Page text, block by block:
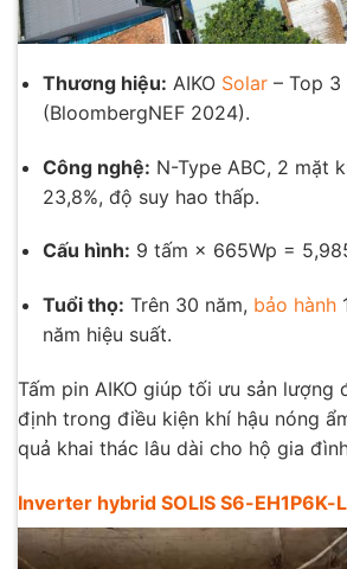
Thương hiệu: AIKO Solar– Top 3
(BloombergNEF 2024).
Công nghệ: N-Type ABC, 2 mặt
23,8%, độ suy hao thấp.
Cấu hình: 9 tấm × 665Wp =
Tuổi thọ: Trên 30 năm, bảo hành
năm hiệu suất.
Tấm pin AIKO giúp tối ưu sản lượng
định trong điều kiện khí hậu nóng
quả khai thác lâu dài cho hộ gia
Inverter hybrid SOLIS S6-EH1P6K-